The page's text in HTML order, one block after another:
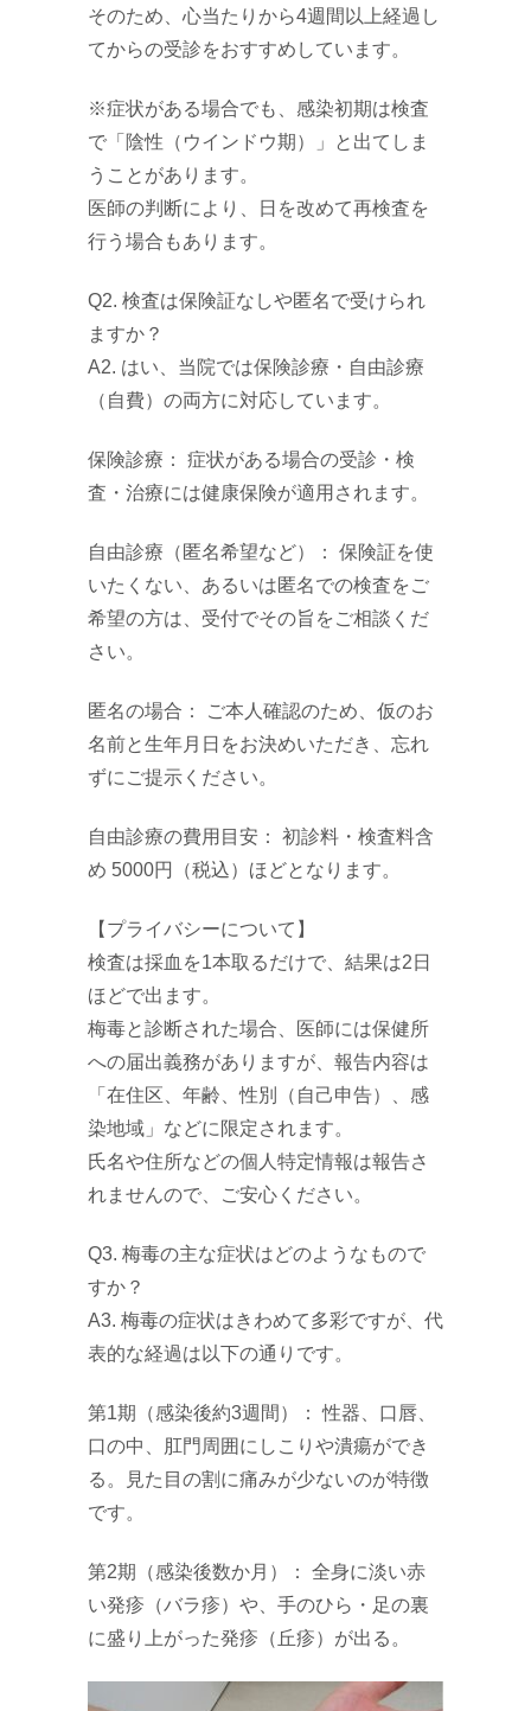
そのため、心当たりから4週間以上経過し
てからの受診をおすすめしています。
※症状がある場合でも、感染初期は検査
で「陰性（ウインドウ期）」と出てしま
うことがあります。
医師の判断により、日を改めて再検査を
行う場合もあります。
Q2. 検査は保険証なしや匿名で受けられ
ますか？
A2. はい、当院では保険診療・自由診療
（自費）の両方に対応しています。
保険診療： 症状がある場合の受診・検
査・治療には健康保険が適用されます。
自由診療（匿名希望など）： 保険証を使
いたくない、あるいは匿名での検査をご
希望の方は、受付でその旨をご相談くだ
さい。
匿名の場合： ご本人確認のため、仮のお
名前と生年月日をお決めいただき、忘れ
ずにご提示ください。
自由診療の費用目安： 初診料・検査料含
め 5000円（税込）ほどとなります。
【プライバシーについて】
検査は採血を1本取るだけで、結果は2日
ほどで出ます。
梅毒と診断された場合、医師には保健所
への届出義務がありますが、報告内容は
「在住区、年齢、性別（自己申告）、感
染地域」などに限定されます。
氏名や住所などの個人特定情報は報告さ
れませんので、ご安心ください。
Q3. 梅毒の主な症状はどのようなもので
すか？
A3. 梅毒の症状はきわめて多彩ですが、代
表的な経過は以下の通りです。
第1期（感染後約3週間）： 性器、口唇、
口の中、肛門周囲にしこりや潰瘍ができ
る。見た目の割に痛みが少ないのが特徴
です。
第2期（感染後数か月）： 全身に淡い赤
い発疹（バラ疹）や、手のひら・足の裏
に盛り上がった発疹（丘疹）が出る。